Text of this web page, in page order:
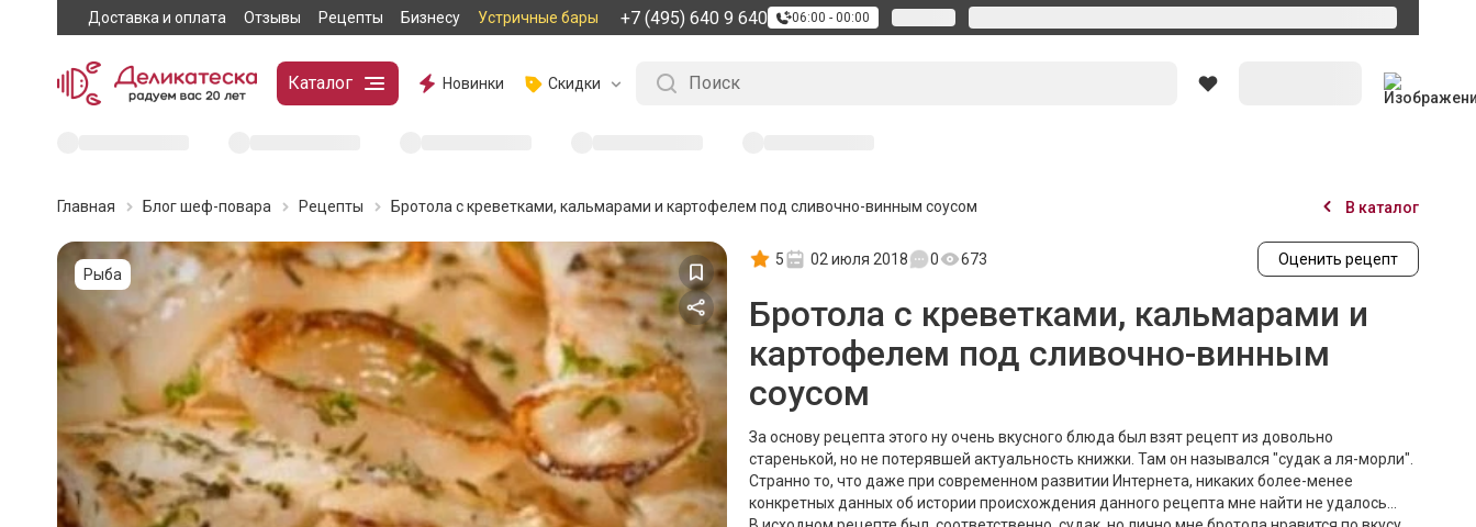
Доставка и оплата Отзывы Рецепты Бизнесу Устричные бары +7 (495) 640 9 640 06:00 - 00:00
Каталог Новинки Скидки
Главная Блог шеф-повара Рецепты Бротола с креветками, кальмарами и картофелем под сливочно-винным соусом В каталог
Рыба
5 02 июля 2018 0 673 Оценить рецепт
Бротола с креветками, кальмарами и
картофелем под сливочно-винным
соусом
За основу рецепта этого ну очень вкусного блюда был взят рецепт из довольно
старенькой, но не потерявшей актуальность книжки. Там он назывался "судак а ля-морли".
Странно то, что даже при современном развитии Интернета, никаких более-менее
конкретных данных об истории происхождения данного рецепта мне найти не удалось...